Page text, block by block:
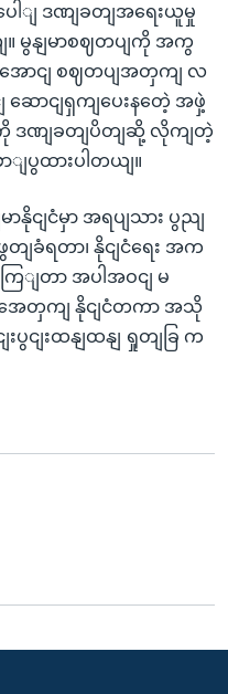
ပေါျ ဒဏျခတျအရေးယူမှု
။ မွနျမာစဈတပျကို အကွ
အောငျ စဈတပျအတှကျ လ
ဆောငျရှကျပေးနတေဲ့ အဖှဲ့
ကို ဒဏျခတျပိတျဆို့ လိုကျတဲ့
ျပွထားပါတယျ။
နိုငျငံမှာ အရပျသား ပွညျ
ျခံရတာ၊ နိုငျငံရေး အက
ြျတာ အပါအဝငျ မ
အေတှကျ နိုငျငံတကာ အသို
းပွငျးထနျထနျ ရှုတျခြ က